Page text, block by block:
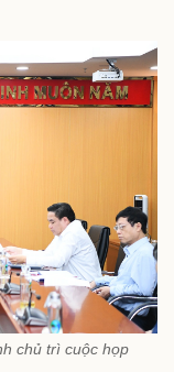
chủ trì cuộc họp